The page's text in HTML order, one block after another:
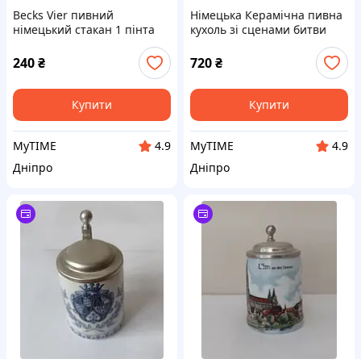
Becks Vier пивний
німецький стакан 1 пінта
240₴
Купити
MyTIME
4.9
Дніпро
Німецька Керамічна пивна
кухоль зі сценами битви
720₴
Купити
MyTIME
4.9
Дніпро